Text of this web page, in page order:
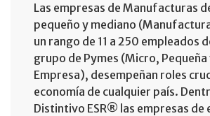
Las empresas de Manufacturas
pequeño y mediano
un rango de 11 a 250 empleados
grupo de Pymes (Micro, Pequeña
Empresa), desempeñan roles
economía de cualquier país.
Distintivo ESR® las empresas de